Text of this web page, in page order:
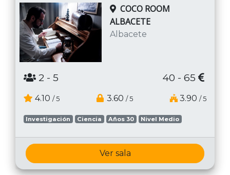
COCO ROOM
ALBACETE
Albacete
2 - 5 40 - 65
4.10 / 5 3.60 / 5 3.90 / 5
Investigación Ciencia Años 30 Nivel Medio
Ver sala